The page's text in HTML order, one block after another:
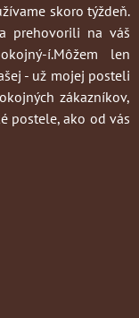
skoro týždeň.
prehovorili na váš
í.Môžem len
- už mojej posteli
zákazníkov,
postele, ako od vás